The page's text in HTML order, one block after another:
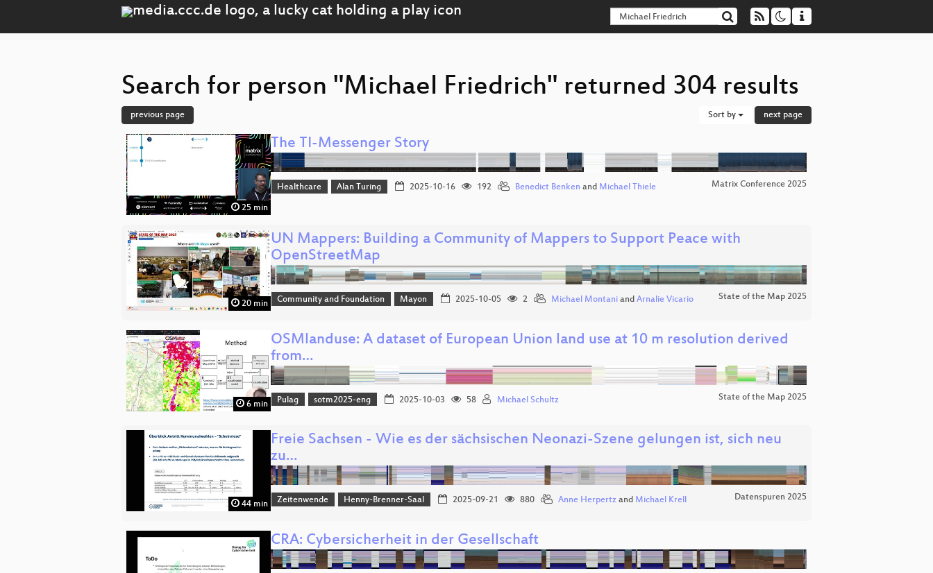
Search for person "Michael Friedrich" returned 304 results
previous page Sort by next page
25 min
The TI-Messenger Story
Healthcare Alan Turing 2025-10-16 192 Benedict Benken and Michael Thiele Matrix Conference 2025
20 min
UN Mappers: Building a Community of Mappers to Support Peace with
OpenStreetMap
Community and Foundation Mayon 2025-10-05 2 Michael Montaniand Arnalie Vicario State of the Map 2025
6 min
OSMlanduse: A dataset of European Union land use at 10 m resolution derived
from…
Pulag sotm2025-eng 2025-10-03 58 Michael Schultz State of the Map 2025
44 min
Freie Sachsen - Wie es der sächsischen Neonazi-Szene gelungen ist, sich neu
zu…
Zeitenwende Henny-Brenner-Saal 2025-09-21 880 Anne Herpertzand Michael Krell Datenspuren 2025
CRA: Cybersicherheit in der Gesellschaft